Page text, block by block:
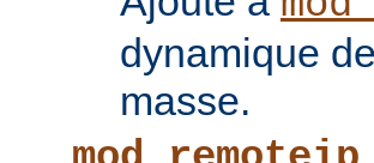
dynamique
masse.